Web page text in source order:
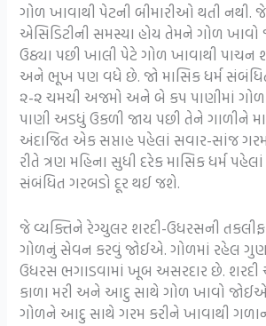
ગોળ ખાવાથી પેટની બીમારીઓ થતી
એસિડિટીની સમસ્યા હોય તેમને ગોળ
ઉઠ્યા પછી ખાલી પેટે ગોળ ખાવાથી પાચન
અને ભૂખ પણ વધે છે. જો માસિક ધર્મ
૨-૨ ચમચી અજમો અને બે કપ પાણીમાં ગોળ
પાણી અડધું ઉકળી જાય પછી તેને ગાળીને
અંદાજિત એક સપ્તાહ પહેલાં સવાર-સાંજ
રીતે ત્રણ મહિના સુધી દરેક માસિક ધર્મ પહેલાં
સંબંધિત ગરબડો દૂર થઈ જશે.
જે વ્યક્તિને રેગ્યુલર શરદી-ઉધરસની
ગોળનું સેવન કરવું જોઈએ. ગોળમાં રહેલ
ઉધરસ ભગાડવામાં ખૂબ અસરદાર છે. શરદી
કાળા મરી અને આદુ સાથે ગોળ ખાવો
ગોળને આદુ સાથે ગરમ કરીને ખાવાથી